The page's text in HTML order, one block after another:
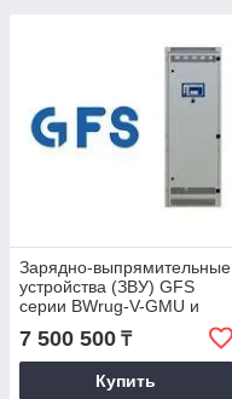
Зарядно-выпрямительные
устройства (ЗВУ) GFS
серии BWrug-V-GMU и
7 500 500 ₸
Купить